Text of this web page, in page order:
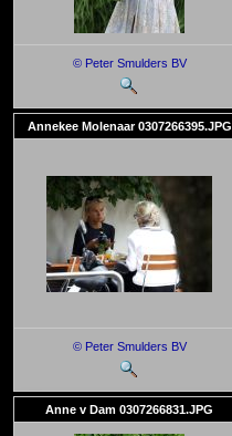
© Peter Smulders BV
Annekee Molenaar 0307266395.JPG
© Peter Smulders BV
Anne v Dam 0307266831.JPG